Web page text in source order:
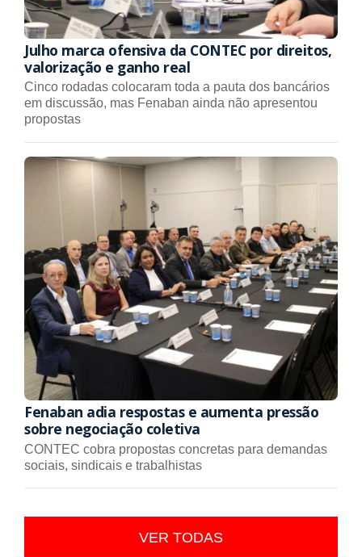
Julho marca ofensiva da CONTEC por direitos,
valorização e ganho real
Cinco rodadas colocaram toda a pauta dos bancários
em discussão, mas Fenaban ainda não apresentou
propostas
Fenaban adia respostas e aumenta pressão
sobre negociação coletiva
CONTEC cobra propostas concretas para demandas
sociais, sindicais e trabalhistas
VER TODAS